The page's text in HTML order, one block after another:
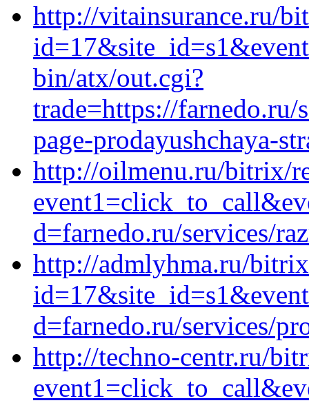
http://vitainsurance.ru/
bin/atx/out.cgi?
trade=https://farnedo.ru/
page-prodayushchaya-
http://oilmenu.ru/bitrix/
d=farnedo.ru/services/
http://admlyhma.ru/
d=farnedo.ru/services/
http://techno-centr.ru/